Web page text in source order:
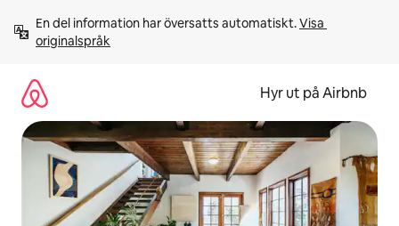
innehåll
En del information har översatts automatiskt. Visa
originalspråk
Hyr ut på Airbnb